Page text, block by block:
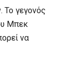
Το γεγονός
Μπεκ
να